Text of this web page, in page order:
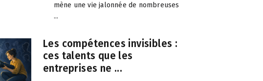
mène une vie jalonnée de nombreuses
...
Les compétences invisibles :
ces talents que les
entreprises ne ...